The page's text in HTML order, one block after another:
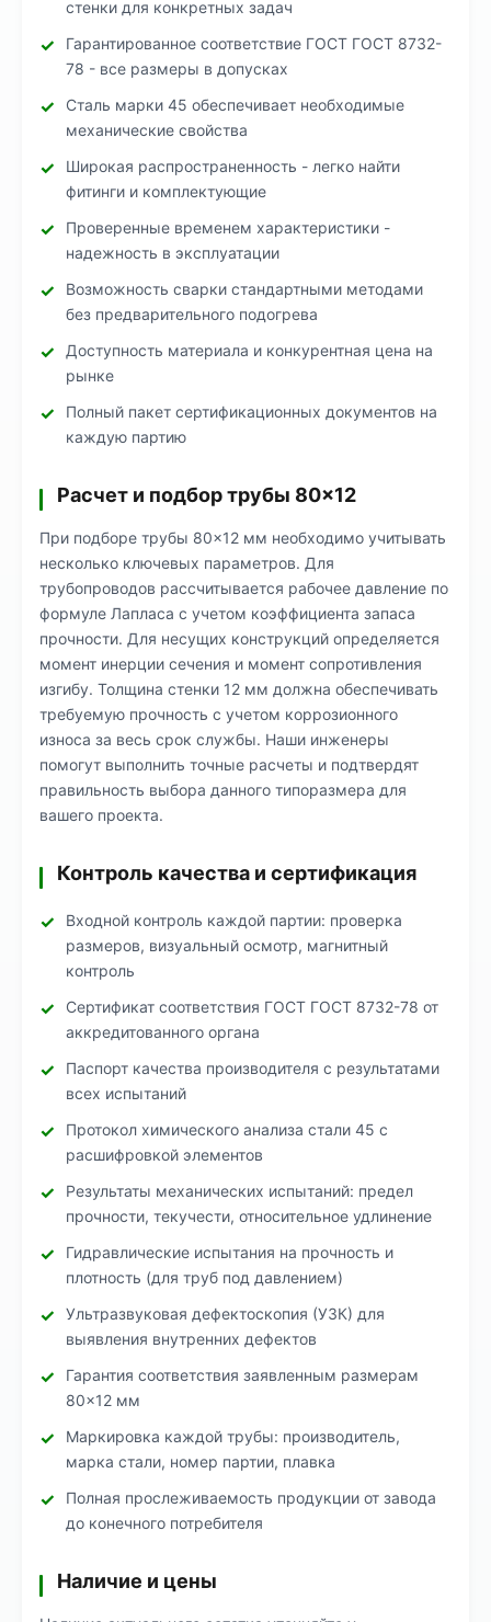
стенки для конкретных задач
Гарантированное соответствие ГОСТ ГОСТ 8732-
78 - все размеры в допусках
Сталь марки 45 обеспечивает необходимые
механические свойства
Широкая распространенность - легко найти
фитинги и комплектующие
Проверенные временем характеристики -
надежность в эксплуатации
Возможность сварки стандартными методами
без предварительного подогрева
Доступность материала и конкурентная цена на
рынке
Полный пакет сертификационных документов на
каждую партию
Расчет и подбор трубы 80×12
При подборе трубы 80×12 мм необходимо учитывать
несколько ключевых параметров. Для
трубопроводов рассчитывается рабочее давление по
формуле Лапласа с учетом коэффициента запаса
прочности. Для несущих конструкций определяется
момент инерции сечения и момент сопротивления
изгибу. Толщина стенки 12 мм должна обеспечивать
требуемую прочность с учетом коррозионного
износа за весь срок службы. Наши инженеры
помогут выполнить точные расчеты и подтвердят
правильность выбора данного типоразмера для
вашего проекта.
Контроль качества и сертификация
Входной контроль каждой партии: проверка
размеров, визуальный осмотр, магнитный
контроль
Сертификат соответствия ГОСТ ГОСТ 8732-78 от
аккредитованного органа
Паспорт качества производителя с результатами
всех испытаний
Протокол химического анализа стали 45 с
расшифровкой элементов
Результаты механических испытаний: предел
прочности, текучести, относительное удлинение
Гидравлические испытания на прочность и
плотность (для труб под давлением)
Ультразвуковая дефектоскопия (УЗК) для
выявления внутренних дефектов
Гарантия соответствия заявленным размерам
80×12 мм
Маркировка каждой трубы: производитель,
марка стали, номер партии, плавка
Полная прослеживаемость продукции от завода
до конечного потребителя
Наличие и цены